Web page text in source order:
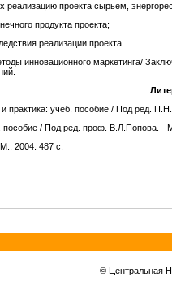
реализацию проекта сырьем,
продукта проекта;
реализации проекта.
инновационного маркетинга/
практика: учеб. пособие / Под ред.
пособие / Под ред. проф. В.Л.Попова. -
2004. 487 с.
© Центральная